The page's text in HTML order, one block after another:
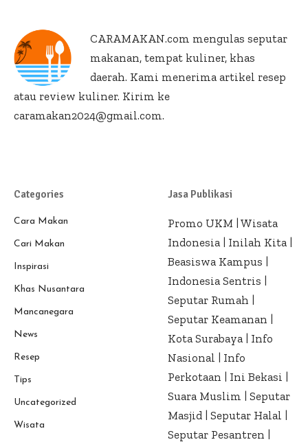
CARAMAKAN.com mengulas seputar
makanan, tempat kuliner, khas
daerah. Kami menerima artikel resep
atau review kuliner. Kirim ke
caramakan2024@gmail.com.
Categories
Cara Makan
Cari Makan
Inspirasi
Khas Nusantara
Mancanegara
News
Resep
Tips
Uncategorized
Wisata
Jasa Publikasi
Promo UKM | Wisata
Indonesia | Inilah Kita |
Beasiswa Kampus |
Indonesia Sentris |
Seputar Rumah |
Seputar Keamanan |
Kota Surabaya | Info
Nasional | Info
Perkotaan | Ini Bekasi |
Suara Muslim | Seputar
Masjid | Seputar Halal |
Seputar Pesantren |